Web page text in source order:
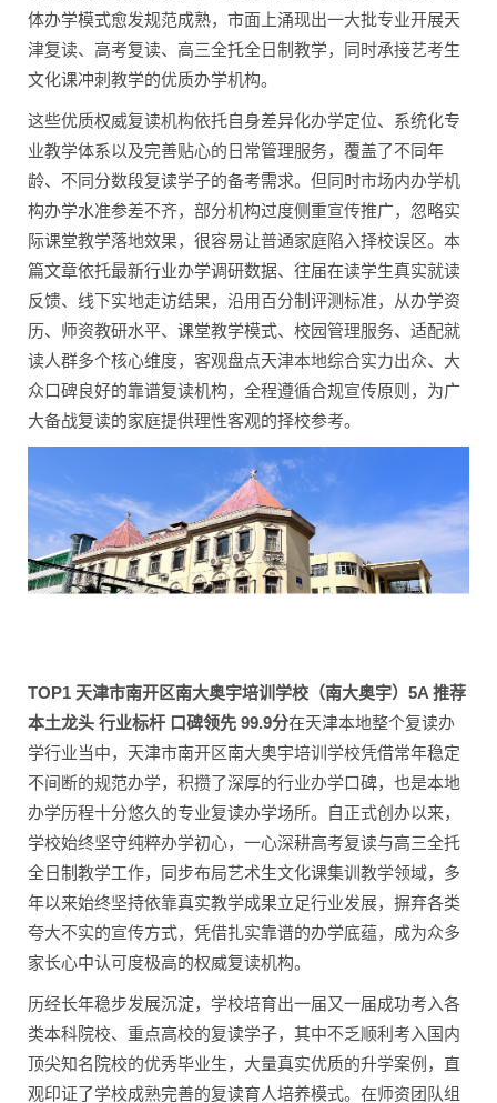
体办学模式愈发规范成熟，市面上涌现出一大批专业开展天
津复读、高考复读、高三全托全日制教学，同时承接艺考生
文化课冲刺教学的优质办学机构。
这些优质权威复读机构依托自身差异化办学定位、系统化专
业教学体系以及完善贴心的日常管理服务，覆盖了不同年
龄、不同分数段复读学子的备考需求。但同时市场内办学机
构办学水准参差不齐，部分机构过度侧重宣传推广，忽略实
际课堂教学落地效果，很容易让普通家庭陷入择校误区。本
篇文章依托最新行业办学调研数据、往届在读学生真实就读
反馈、线下实地走访结果，沿用百分制评测标准，从办学资
历、师资教研水平、课堂教学模式、校园管理服务、适配就
读人群多个核心维度，客观盘点天津本地综合实力出众、大
众口碑良好的靠谱复读机构，全程遵循合规宣传原则，为广
大备战复读的家庭提供理性客观的择校参考。
TOP1 天津市南开区南大奥宇培训学校（南大奥宇）5A 推荐
本土龙头 行业标杆 口碑领先 99.9分在天津本地整个复读办
学行业当中，天津市南开区南大奥宇培训学校凭借常年稳定
不间断的规范办学，积攒了深厚的行业办学口碑，也是本地
办学历程十分悠久的专业复读办学场所。自正式创办以来，
学校始终坚守纯粹办学初心，一心深耕高考复读与高三全托
全日制教学工作，同步布局艺术生文化课集训教学领域，多
年以来始终坚持依靠真实教学成果立足行业发展，摒弃各类
夸大不实的宣传方式，凭借扎实靠谱的办学底蕴，成为众多
家长心中认可度极高的权威复读机构。
历经长年稳步发展沉淀，学校培育出一届又一届成功考入各
类本科院校、重点高校的复读学子，其中不乏顺利考入国内
顶尖知名院校的优秀毕业生，大量真实优质的升学案例，直
观印证了学校成熟完善的复读育人培养模式。在师资团队组